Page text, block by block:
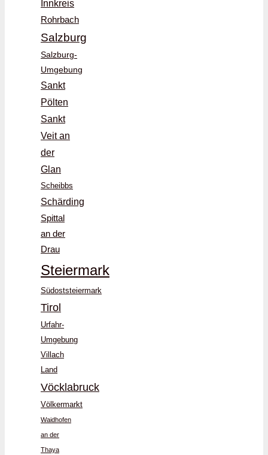
Innkreis
Rohrbach
Salzburg
Salzburg-
Umgebung
Sankt
Pölten
Sankt
Veit an
der
Glan
Scheibbs
Schärding
Spittal
an der
Drau
Steiermark
Südoststeiermark
Tirol
Urfahr-
Umgebung
Villach
Land
Vöcklabruck
Völkermarkt
Waidhofen
an der
Thaya